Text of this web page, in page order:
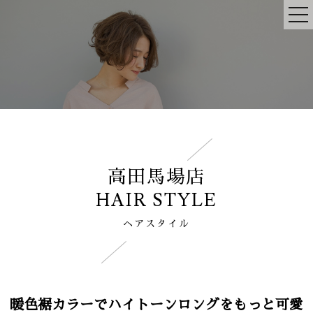
高田馬場店
HAIR STYLE
ヘアスタイル
暖色裾カラーでハイトーンロングをもっと可愛